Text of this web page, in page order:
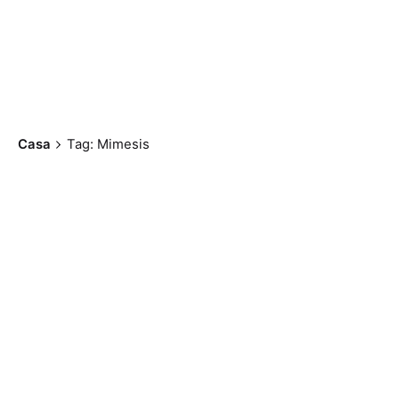
Casa Tag: Mimesis